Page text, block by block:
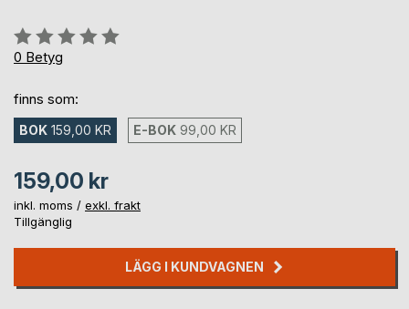
Betyg::
0%
0 Betyg
finns som:
BOK 159,00 KR E-BOK 99,00 KR
159,00 kr
inkl. moms / exkl. frakt
Tillgänglig
LÄGG I KUNDVAGNEN